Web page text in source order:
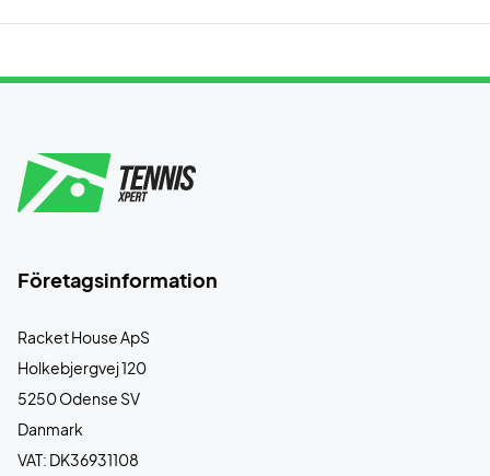
Företagsinformation
Racket House ApS
Holkebjergvej 120
5250 Odense SV
Danmark
VAT: DK36931108